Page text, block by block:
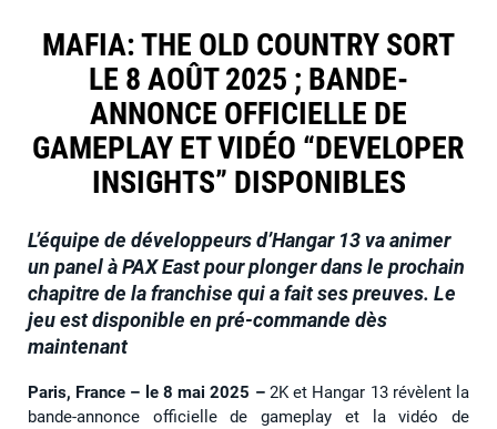
MAFIA: THE OLD COUNTRY SORT
LE 8 AOÛT 2025 ; BANDE-
ANNONCE OFFICIELLE DE
GAMEPLAY ET VIDÉO “DEVELOPER
INSIGHTS” DISPONIBLES
L’équipe de développeurs d’Hangar 13 va animer
un panel à PAX East pour plonger dans le prochain
chapitre de la franchise qui a fait ses preuves. Le
jeu est disponible en pré-commande dès
maintenant
Paris, France – le 8 mai 2025 – 2K et Hangar 13 révèlent la
bande-annonce officielle de gameplay et la vidéo de